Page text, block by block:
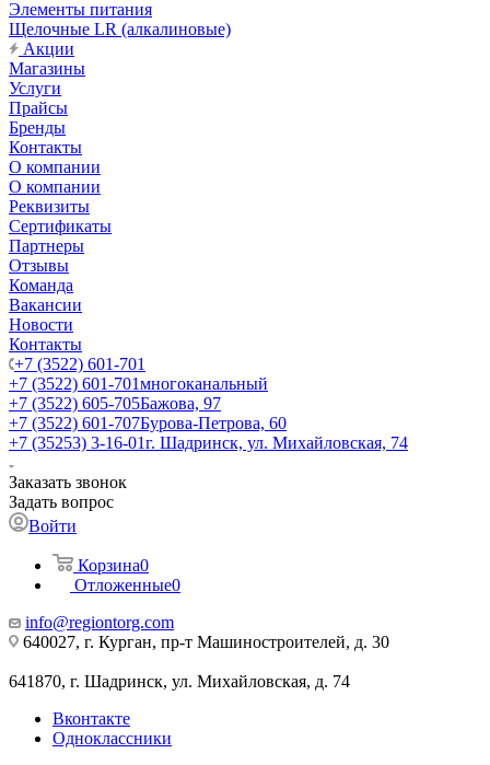
Элементы питания
Щелочные LR (алкалиновые)
Акции
Магазины
Услуги
Прайсы
Бренды
Контакты
О компании
О компании
Реквизиты
Сертификаты
Партнеры
Отзывы
Команда
Вакансии
Новости
Контакты
+7 (3522) 601-701
+7 (3522) 601-701многоканальный
+7 (3522) 605-705Бажова, 97
+7 (3522) 601-707Бурова-Петрова, 60
+7 (35253) 3-16-01г. Шадринск, ул. Михайловская, 74
Заказать звонок
Задать вопрос
Войти
Корзина0
Отложенные0
info@regiontorg.com
640027, г. Курган, пр-т Машиностроителей, д. 30
641870, г. Шадринск, ул. Михайловская, д. 74
Вконтакте
Одноклассники